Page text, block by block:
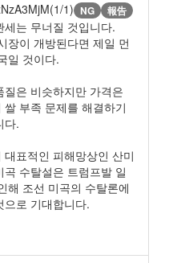
1) NG 報告
는 무너질 것입니다.
장이 개방된다면 제일 먼
일 것이다.
은 비슷하지만 가격은
부족 문제를 해결하기
다.
표적인 피해망상인 산미
수탈설은 트럼프발 일
해 조선 미곡의 수탈론에
로 기대합니다.